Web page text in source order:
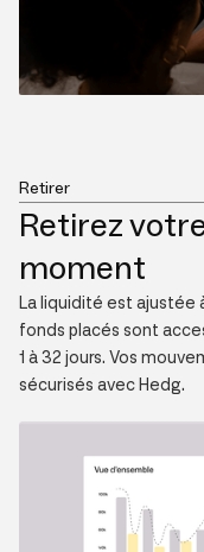
Retirer
Retirez
moment
La liquidité est ajustée
fonds placés sont
1 à 32 jours. Vos
sécurisés avec Hedg.